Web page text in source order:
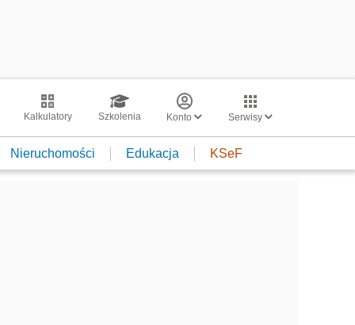
Kalkulatory Szkolenia Konto Serwisy
Nieruchomości Edukacja KSeF